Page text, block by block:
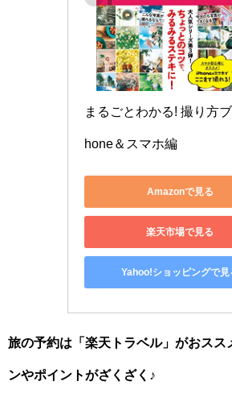
まるごとわかる! 撮り方
hone＆スマホ編
Amazonで見る
楽天市場で見る
Yahoo!ショッピングで見
旅の予約は「楽天トラベル」がおスス
ンやポイントがざくざく♪